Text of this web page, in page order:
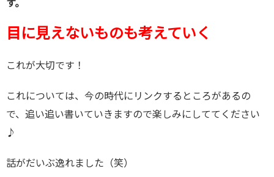
す。
目に見えないものも考えていく
これが大切です！
これについては、今の時代にリンクするところがあるの
で、追い追い書いていきますので楽しみにしててください
♪
話がだいぶ逸れました（笑）